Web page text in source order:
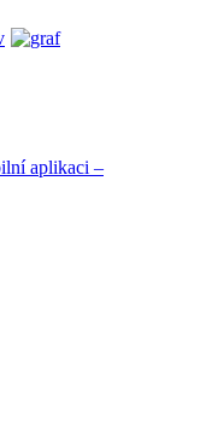
aplikaci –